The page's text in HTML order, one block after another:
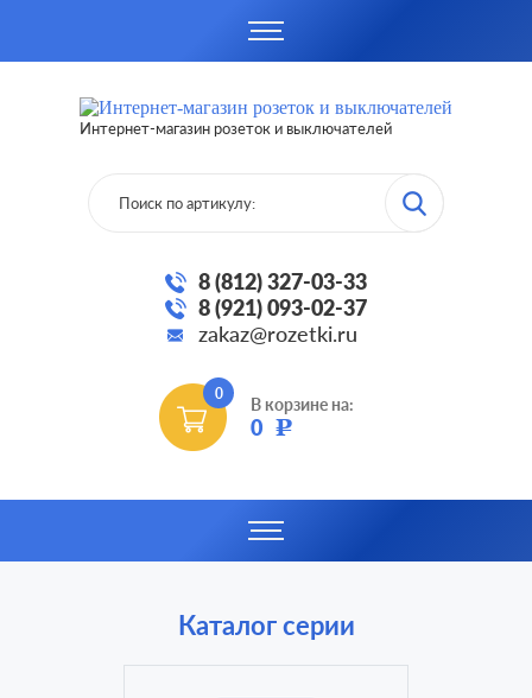
Интернет-магазин розеток и выключателей
8 (812) 327-03-33
8 (921) 093-02-37
zakaz@rozetki.ru
0
В корзине на:
0 Р
Каталог серии